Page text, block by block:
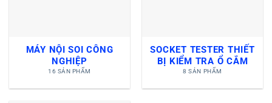
MÁY NỘI SOI CÔNG
NGHIỆP
16 SẢN PHẨM
SOCKET TESTER THIẾT
BỊ KIỂM TRA Ổ CẮM
8 SẢN PHẨM